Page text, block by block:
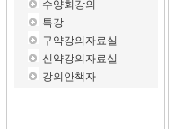
수양회강의
특강
구약강의자료실
신약강의자료실
강의안책자